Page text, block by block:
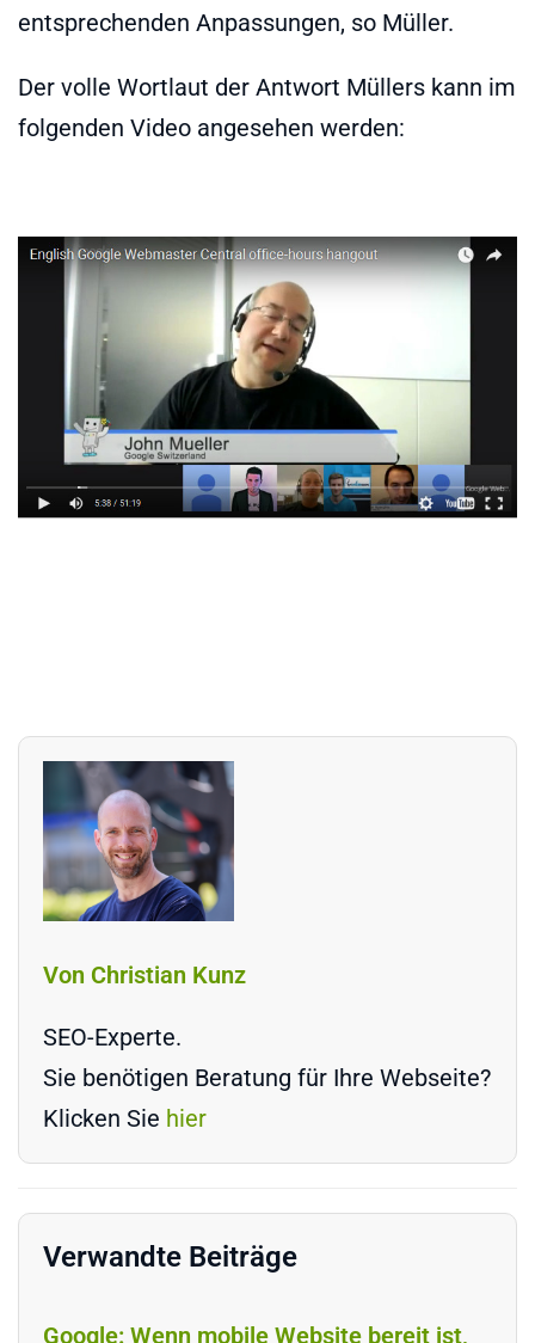
entsprechenden Anpassungen, so Müller.
Der volle Wortlaut der Antwort Müllers kann im
folgenden Video angesehen werden:
Von Christian Kunz
SEO-Experte.
Sie benötigen Beratung für Ihre Webseite?
Klicken Sie hier
Verwandte Beiträge
Google: Wenn mobile Website bereit ist,